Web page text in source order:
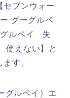
セブンウォー
グーグルペ
グルペイ 失
使えない】と
す。
グルペイ）エ